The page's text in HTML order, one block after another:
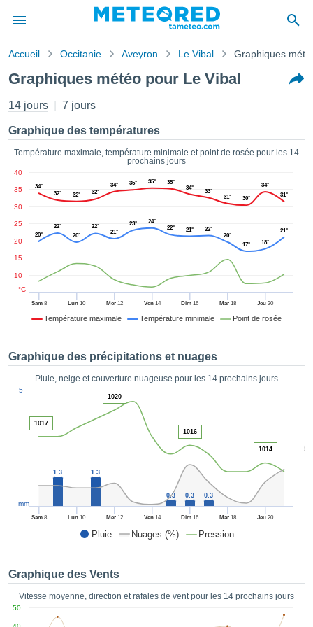
de
a
par
des
en
les
:
de
des
de très
CONTINUER
Accueil Occitanie Aveyron Le Vibal Graphiques
Graphiques météo pour Le Vibal
14 jours 7 jours
Graphique des températures
Température maximale, température minimale et point de rosée pour les 14
prochains jours
Température maximale Température minimale Point de rosée
Sam8 Lun 10 Mer12 Ven14 Dim 16 Mar18 Jeu 20
10
15
20
25
30
35
40
°C
34°
32°
32° 32°
34° 35° 35°
35°
34°
33°
31°
30°
34°
31°
20°
22°
20°
22°
21°
23°
24°
22°
21°
22°
20°
17°
18°
21°
Graphique des précipitations et nuages
Pluie, neige et couverture nuageuse pour les 14 prochains jours
Pluie Nuages (%) Pression
50
Sam8 Lun 10 Mer12 Ven14 Dim 16 Mar18 Jeu 20
5
mm
1.3 1.3
0.3 0.3 0.3
1017
1020
1016
1014
Graphique des Vents
Vitesse moyenne, direction et rafales de vent pour les 14 prochains jours
50